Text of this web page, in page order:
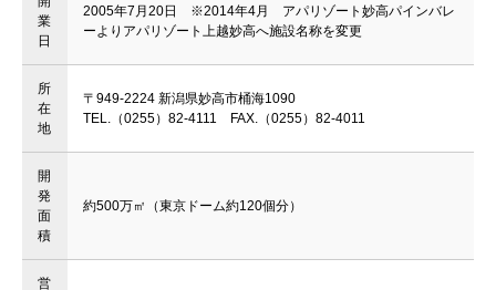
業
日
2005年7月20日 ※2014年4月 アパリゾート妙高パインバレ
ーよりアパリゾート上越妙高へ施設名称を変更
所
在
地
〒949-2224 新潟県妙高市桶海1090
TEL.（0255）82-4111 FAX.（0255）82-4011
開
発
面
積
約500万㎡（東京ドーム約120個分）
営